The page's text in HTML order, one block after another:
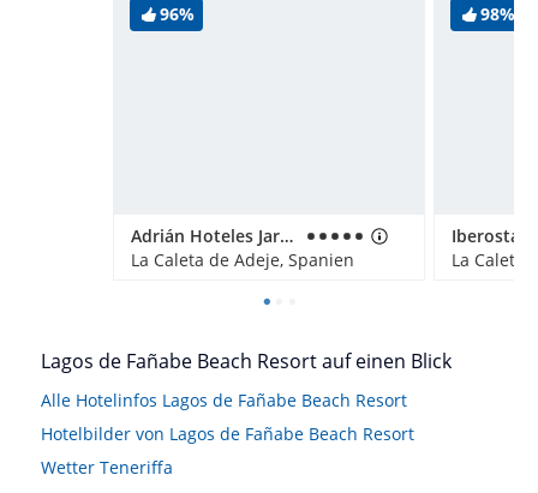
96%
Adrián Hoteles Jardines de Nivaria
La Caleta de Adeje, Spanien
98%
La Caleta
Lagos de Fañabe Beach Resort auf einen Blick
Alle Hotelinfos Lagos de Fañabe Beach Resort
Hotelbilder von Lagos de Fañabe Beach Resort
Wetter Teneriffa